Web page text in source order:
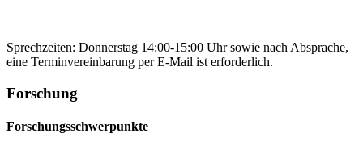
Sprechzeiten: Donnerstag 14:00-15:00 Uhr sowie nach Absprache,
eine Terminvereinbarung per E-Mail ist erforderlich.
Forschung
Forschungsschwerpunkte